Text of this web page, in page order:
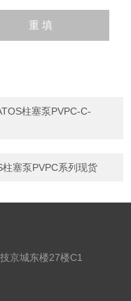
柱塞泵PVPC-C-
塞泵PVPC系列现货
京城东楼27楼C1